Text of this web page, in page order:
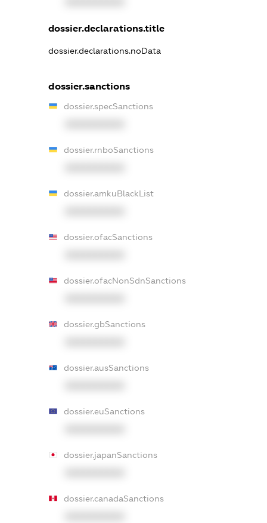
dossier.declarations.title
dossier.declarations.noData
dossier.sanctions
dossier.specSanctions
dossier.rnboSanctions
dossier.amkuBlackList
dossier.ofacSanctions
dossier.ofacNonSdnSanctions
dossier.gbSanctions
dossier.ausSanctions
dossier.euSanctions
dossier.japanSanctions
dossier.canadaSanctions